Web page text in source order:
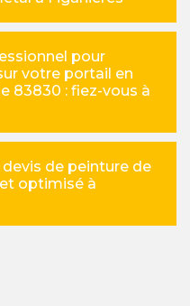
pour
votre portail en
83830 : fiez-vous à
de peinture de
optimisé à